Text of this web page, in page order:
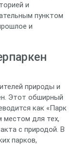
и
пунктом
и
природы и
Этот обширный
как «Парк
местом для тех,
с природой. В
парков,